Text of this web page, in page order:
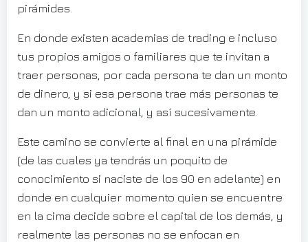
pirámides.
En donde existen academias de trading e incluso
tus propios amigos o familiares que te invitan a
traer personas, por cada persona te dan un monto
de dinero, y si esa persona trae más personas te
dan un monto adicional, y así sucesivamente.
Este camino se convierte al final en una pirámide
(de las cuales ya tendrás un poquito de
conocimiento si naciste de los 90 en adelante) en
donde en cualquier momento quien se encuentre
en la cima decide sobre el capital de los demás, y
realmente las personas no se enfocan en